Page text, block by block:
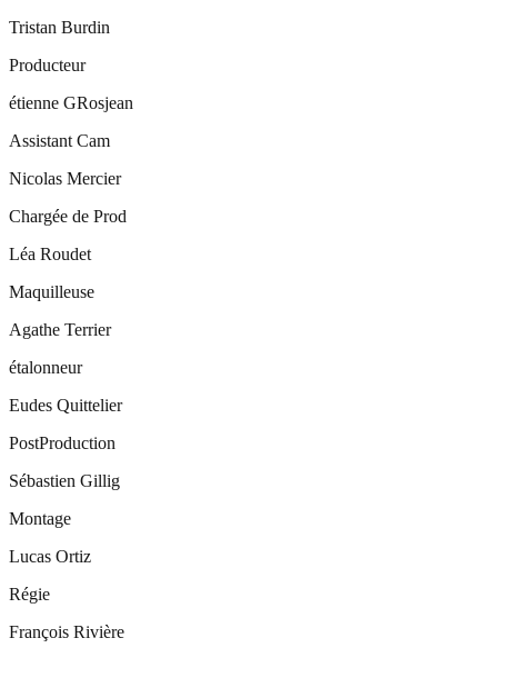
Tristan Burdin
Producteur
étienne GRosjean
Assistant Cam
Nicolas Mercier
Chargée de Prod
Léa Roudet
Maquilleuse
Agathe Terrier
étalonneur
Eudes Quittelier
PostProduction
Sébastien Gillig
Montage
Lucas Ortiz
Régie
François Rivière